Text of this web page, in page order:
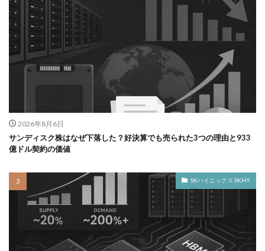
2026年8月6日
サンディスク株はなぜ下落した？好決算でも売られた3つの理由と933
億ドル契約の価値
SKハイニックス SKHY